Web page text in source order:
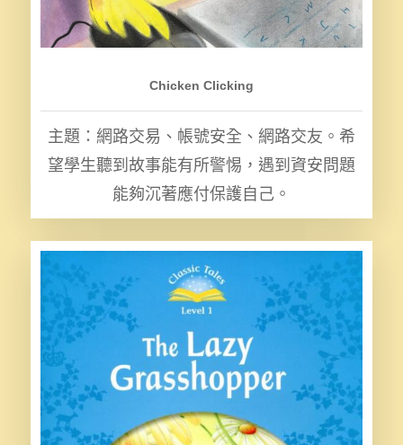
Chicken Clicking
主題：網路交易、帳號安全、網路交友。希
望學生聽到故事能有所警惕，遇到資安問題
能夠沉著應付保護自己。